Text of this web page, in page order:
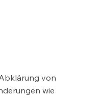
von
wie